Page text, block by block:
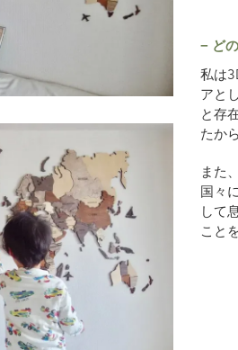
− ど
私は
アと
と存
たか
また
国々
して
こと